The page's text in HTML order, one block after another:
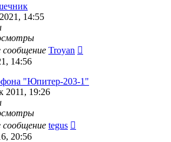
14:55
сообщение Troyan
14:56
"Юпитер-203-1"
2011, 19:26
сообщение tegus
20:56